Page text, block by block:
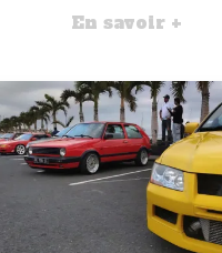
En savoir +